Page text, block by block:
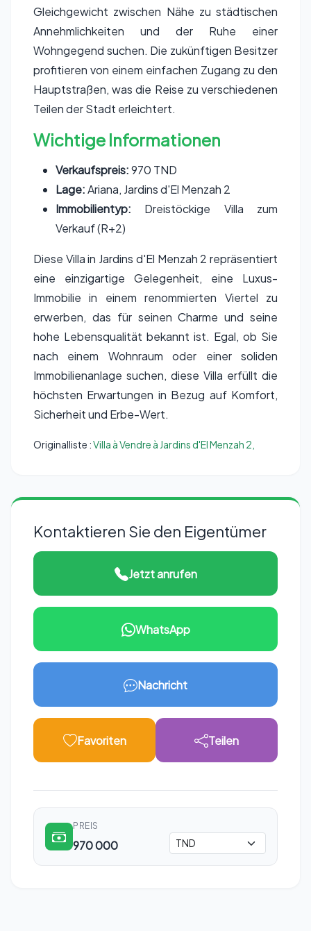
Gleichgewicht zwischen Nähe zu städtischen
Annehmlichkeiten und der Ruhe einer
Wohngegend suchen. Die zukünftigen Besitzer
profitieren von einem einfachen Zugang zu den
Hauptstraßen, was die Reise zu verschiedenen
Teilen der Stadt erleichtert.
Wichtige Informationen
Verkaufspreis:970 TND
Lage:Ariana, Jardins d'El Menzah 2
Immobilientyp: Dreistöckige Villa zum
Verkauf (R+2)
Diese Villa in Jardins d'El Menzah 2 repräsentiert
eine einzigartige Gelegenheit, eine Luxus-
Immobilie in einem renommierten Viertel zu
erwerben, das für seinen Charme und seine
hohe Lebensqualität bekannt ist. Egal, ob Sie
nach einem Wohnraum oder einer soliden
Immobilienanlage suchen, diese Villa erfüllt die
höchsten Erwartungen in Bezug auf Komfort,
Sicherheit und Erbe-Wert.
Originalliste :Villa à Vendre à Jardins d'El Menzah 2,
Kontaktieren Sie den Eigentümer
Jetzt anrufen
WhatsApp
Nachricht
Favoriten Teilen
PREIS
970 000